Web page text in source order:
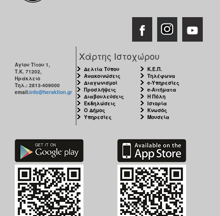
Αγίου Τίτου 1,
Τ.Κ. 71202,
Ηράκλειο
Τηλ.: 2813-409000
email:info@heraklion.gr
Χάρτης Ιστοχώρου
Δελτία Τύπου
Ανακοινώσεις
Διαγωνισμοί
Προσλήψεις
Διαβουλεύσεις
Εκδηλώσεις
Ο Δήμος
Υπηρεσίες
Κ.Ε.Π.
Τηλέφωνα
e-Υπηρεσίες
e-Αιτήματα
Η Πόλη
Ιστορία
Κνωσός
Μουσεία